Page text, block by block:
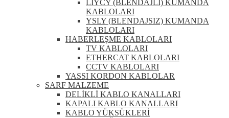
LIYCY (BLENDAJLI) KUMANDA
KABLOLARI
YSLY (BLENDAJSIZ) KUMANDA
KABLOLARI
HABERLEŞME KABLOLARI
TV KABLOLARI
ETHERCAT KABLOLARI
CCTV KABLOLARI
YASSI KORDON KABLOLAR
SARF MALZEME
DELİKLİ KABLO KANALLARI
KAPALI KABLO KANALLARI
KABLO YÜKSÜKLERİ